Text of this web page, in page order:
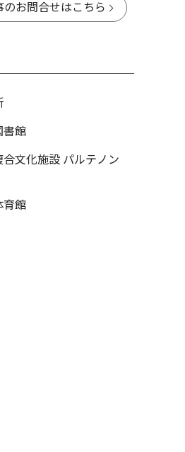
８月６日、
のお問合せはこちら
書館
合文化施設 パルテノン
育館